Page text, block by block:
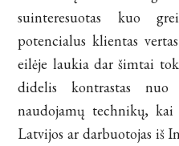
suinteresuotas kuo
potencialus klientas
eilėje laukia dar šimtai
didelis kontrastas nuo
naudojamų technikų,
Latvijos ar darbuotojas iš